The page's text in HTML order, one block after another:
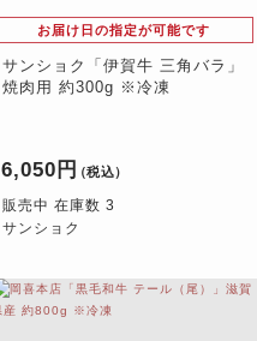
お届け日の指定が可能です
サンショク「伊賀牛 三角バラ」
焼肉用 約300g ※冷凍
6,050円 （税込）
販売中 在庫数 3
サンショク